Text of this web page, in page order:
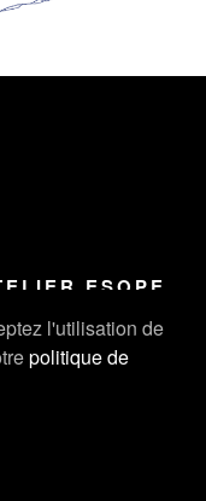
l'utilisation de
politique de
ESOPE